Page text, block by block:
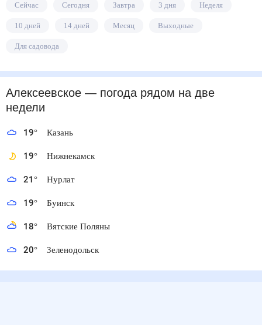
Сейчас Сегодня Завтра 3 дня Неделя
10 дней 14 дней Месяц Выходные
Для садовода
Алексеевское — погода рядом на две недели